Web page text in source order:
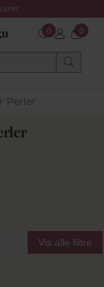
0 0
Perler
Vis alle filtre